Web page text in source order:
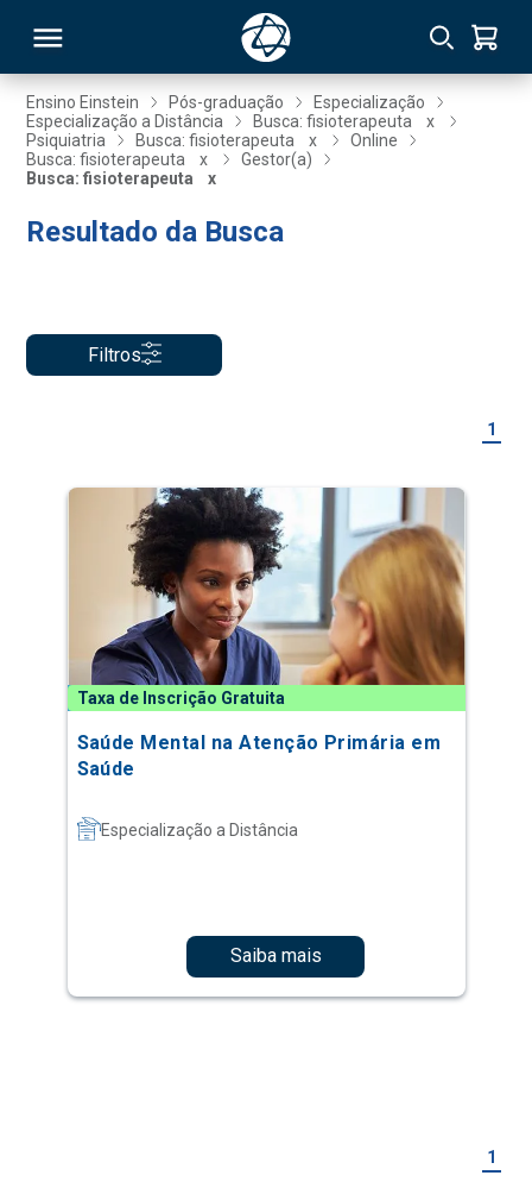
Ensino Einstein Pós-graduação
Especialização
Especialização a Distância
Busca: fisioterapeuta
x
Psiquiatria
Busca: fisioterapeuta x
Online
Busca: fisioterapeuta
x
Gestor(a)
Busca: fisioterapeuta
x
Resultado da Busca
Filtros
1
Taxa de Inscrição Gratuita
Saúde Mental na Atenção Primária em
Saúde
Especialização a Distância
Saiba mais
1